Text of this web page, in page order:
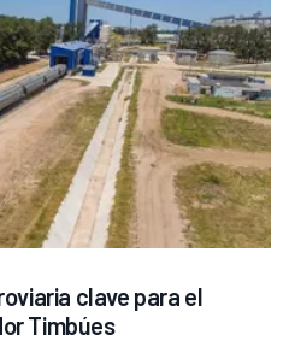
clave para el
Timbúes